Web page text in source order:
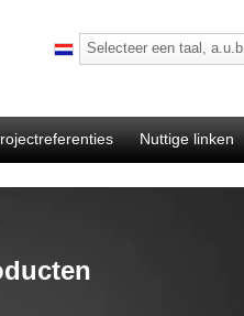
Selecteer een taal,
Nuttige linken